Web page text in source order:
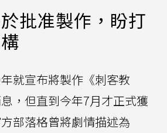
批准製作，盼打
就宣布將製作《刺客教
，但直到今年7月才正式獲
部落格曾將劇情描述為